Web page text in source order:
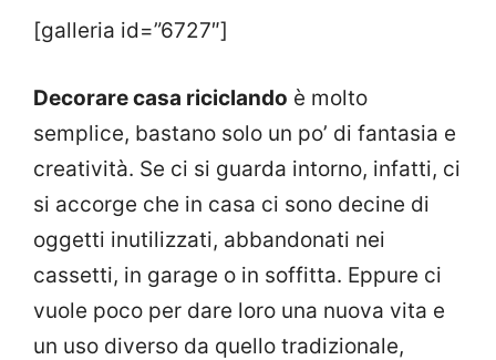
[galleria id=”6727″]
Decorare casa riciclando è molto
semplice, bastano solo un po’ di fantasia e
creatività. Se ci si guarda intorno, infatti, ci
si accorge che in casa ci sono decine di
oggetti inutilizzati, abbandonati nei
cassetti, in garage o in soffitta. Eppure ci
vuole poco per dare loro una nuova vita e
un uso diverso da quello tradizionale,